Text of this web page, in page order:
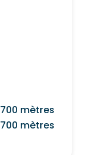
700 mètres
700 mètres